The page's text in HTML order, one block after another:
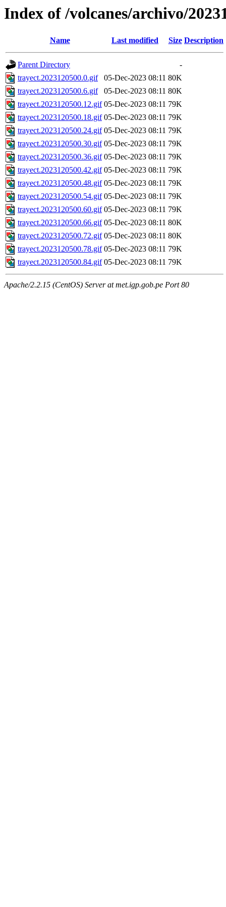
Index of /volcanes/archivo/
Name Last modified Size Description
Parent Directory
-
trayect.2023120500.0.gif
05-Dec-2023 08:11 80K
trayect.2023120500.6.gif
05-Dec-2023 08:11 80K
trayect.2023120500.12.gif 05-Dec-2023 08:11 79K
trayect.2023120500.18.gif 05-Dec-2023 08:11 79K
trayect.2023120500.24.gif 05-Dec-2023 08:11 79K
trayect.2023120500.30.gif 05-Dec-2023 08:11 79K
trayect.2023120500.36.gif 05-Dec-2023 08:11 79K
trayect.2023120500.42.gif 05-Dec-2023 08:11 79K
trayect.2023120500.48.gif 05-Dec-2023 08:11 79K
trayect.2023120500.54.gif 05-Dec-2023 08:11 79K
trayect.2023120500.60.gif 05-Dec-2023 08:11 79K
trayect.2023120500.66.gif 05-Dec-2023 08:11 80K
trayect.2023120500.72.gif 05-Dec-2023 08:11 80K
trayect.2023120500.78.gif 05-Dec-2023 08:11 79K
trayect.2023120500.84.gif 05-Dec-2023 08:11 79K
Apache/2.2.15 (CentOS) Server at met.igp.gob.pe Port 80